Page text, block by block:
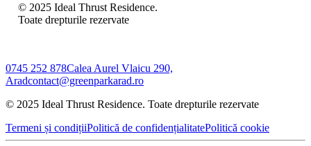
© 2025 Ideal Thrust Residence.
Toate drepturile rezervate
0745 252 878Calea Aurel Vlaicu 290,
Aradcontact@greenparkarad.ro
© 2025 Ideal Thrust Residence. Toate drepturile rezervate
Termeni și condițiiPolitică de confidențialitatePolitică cookie